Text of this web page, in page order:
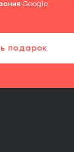
Google.
подарок